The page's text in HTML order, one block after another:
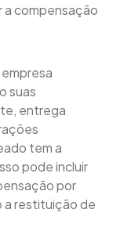
compensação
suas
entrega
tem a
pode incluir
por
a restituição de